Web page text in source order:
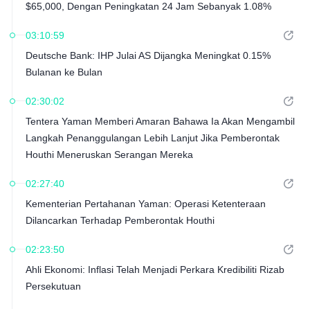
$65,000, Dengan Peningkatan 24 Jam Sebanyak 1.08%
03:10:59
Deutsche Bank: IHP Julai AS Dijangka Meningkat 0.15%
Bulanan ke Bulan
02:30:02
Tentera Yaman Memberi Amaran Bahawa Ia Akan Mengambil
Langkah Penanggulangan Lebih Lanjut Jika Pemberontak
Houthi Meneruskan Serangan Mereka
02:27:40
Kementerian Pertahanan Yaman: Operasi Ketenteraan
Dilancarkan Terhadap Pemberontak Houthi
02:23:50
Ahli Ekonomi: Inflasi Telah Menjadi Perkara Kredibiliti Rizab
Persekutuan